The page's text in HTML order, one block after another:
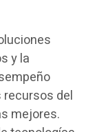
y la
del
mejores.